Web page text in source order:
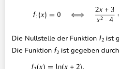
Die Nullstelle der Funktion ist
Die Funktion
ist gegeben durch